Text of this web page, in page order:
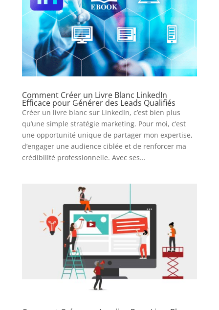
Comment Créer un Livre Blanc LinkedIn
Efficace pour Générer des Leads Qualifiés
Créer un livre blanc sur LinkedIn, c’est bien plus
qu’une simple stratégie marketing. Pour moi, c’est
une opportunité unique de partager mon expertise,
d’engager une audience ciblée et de renforcer ma
crédibilité professionnelle. Avec ses...